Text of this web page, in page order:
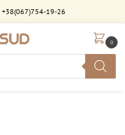
+38(067)754-19-26
0